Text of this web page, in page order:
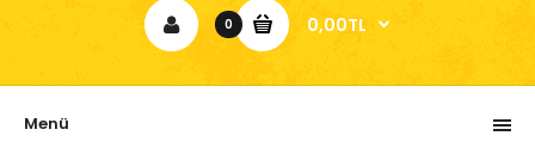
0 0,00TL
Menü